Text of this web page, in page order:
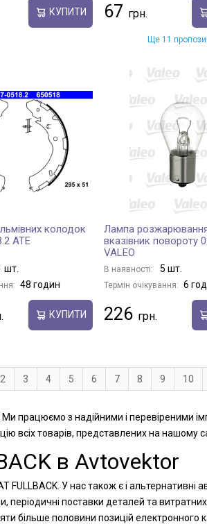
КУПИТИ 67
Ще 11
колодок
ATE
шт.
48 годин
КУПИТИ
Лампа
вказівник повороту
VALEO
В наявності: 5 шт.
Термін очікування: 6
226
2 3 4 5 6 7 8 9 10
працюємо з надійними і перевіреними
всіх товарів, представлених на нашому
в Avtovektor
У нас також є і альтернативні
поставки деталей та
більше половини позицій електронного